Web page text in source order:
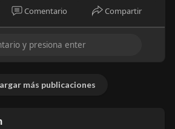
Comentario Compartir
más publicaciones